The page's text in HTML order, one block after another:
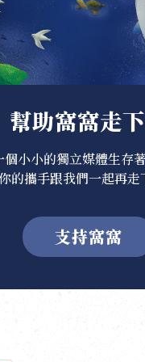
幫助窩窩走
個小小的獨立媒體生存
的攜手跟我們一起再走
支持窩窩